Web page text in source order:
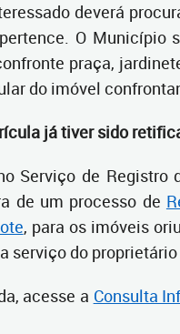
deverá
O Município
praça,
do imóvel
já tiver sido
Serviço de Registro
de um processo de
, para os imóveis
serviço do
acesse a Consulta